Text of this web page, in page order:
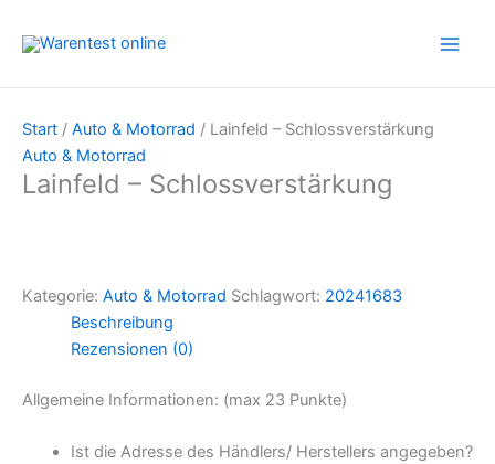
Inhalt
Start / Auto & Motorrad / Lainfeld – Schlossverstärkung
Auto & Motorrad
Lainfeld – Schlossverstärkung
Kategorie: Auto & Motorrad Schlagwort: 20241683
Beschreibung
Rezensionen (0)
Allgemeine Informationen: (max 23 Punkte)
Ist die Adresse des Händlers/ Herstellers angegeben?